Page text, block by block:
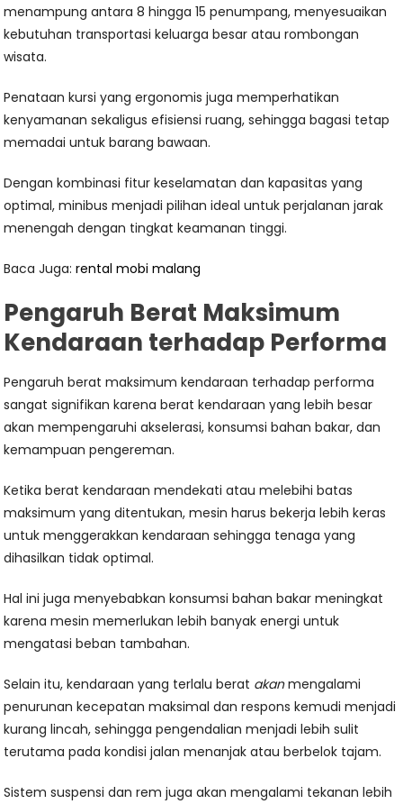
menampung antara 8 hingga 15 penumpang, menyesuaikan
kebutuhan transportasi keluarga besar atau rombongan
wisata.
Penataan kursi yang ergonomis juga memperhatikan
kenyamanan sekaligus efisiensi ruang, sehingga bagasi tetap
memadai untuk barang bawaan.
Dengan kombinasi fitur keselamatan dan kapasitas yang
optimal, minibus menjadi pilihan ideal untuk perjalanan jarak
menengah dengan tingkat keamanan tinggi.
Baca Juga:rental mobi malang
Pengaruh Berat Maksimum
Kendaraan terhadap Performa
Pengaruh berat maksimum kendaraan terhadap performa
sangat signifikan karena berat kendaraan yang lebih besar
akan mempengaruhi akselerasi, konsumsi bahan bakar, dan
kemampuan pengereman.
Ketika berat kendaraan mendekati atau melebihi batas
maksimum yang ditentukan, mesin harus bekerja lebih keras
untuk menggerakkan kendaraan sehingga tenaga yang
dihasilkan tidak optimal.
Hal ini juga menyebabkan konsumsi bahan bakar meningkat
karena mesin memerlukan lebih banyak energi untuk
mengatasi beban tambahan.
Selain itu, kendaraan yang terlalu berat akanmengalami
penurunan kecepatan maksimal dan respons kemudi menjadi
kurang lincah, sehingga pengendalian menjadi lebih sulit
terutama pada kondisi jalan menanjak atau berbelok tajam.
Sistem suspensi dan rem juga akan mengalami tekanan lebih